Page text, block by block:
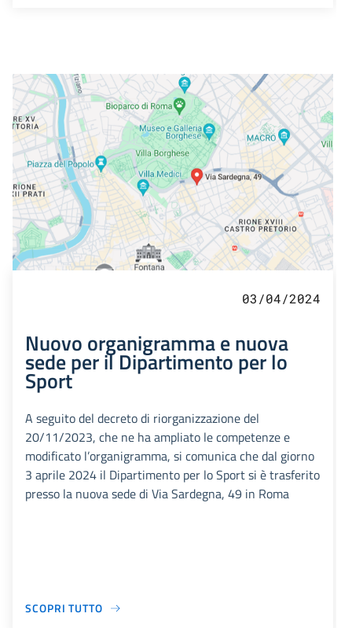
03/04/2024
Nuovo organigramma e nuova
sede per il Dipartimento per lo
Sport
A seguito del decreto di riorganizzazione del
20/11/2023, che ne ha ampliato le competenze e
modificato l’organigramma, si comunica che dal giorno
3 aprile 2024 il Dipartimento per lo Sport si è trasferito
presso la nuova sede di Via Sardegna, 49 in Roma
SCOPRI TUTTO